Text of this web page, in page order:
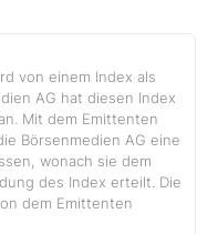
von einem Index als
AG hat diesen Index
Mit dem Emittenten
Börsenmedien AG eine
wonach sie dem
des Index erteilt. Die
dem Emittenten